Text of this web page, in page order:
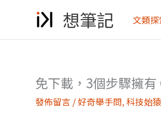
想筆記 文類探
免下載，3個步驟擁
發佈留言/好奇舉手問,科技始